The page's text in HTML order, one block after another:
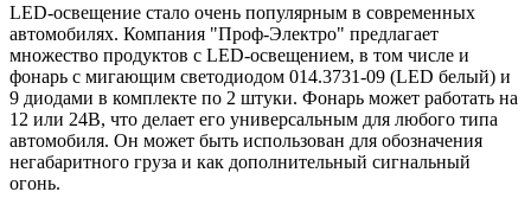
LED-освещение стало очень популярным в современных
автомобилях. Компания "Проф-Электро" предлагает
множество продуктов с LED-освещением, в том числе и
фонарь с мигающим светодиодом 014.3731-09 (LED белый) и
9 диодами в комплекте по 2 штуки. Фонарь может работать на
12 или 24В, что делает его универсальным для любого типа
автомобиля. Он может быть использован для обозначения
негабаритного груза и как дополнительный сигнальный
огонь.